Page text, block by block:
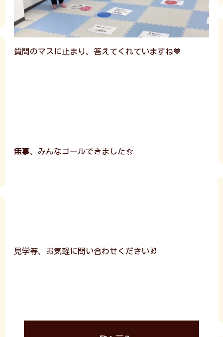
質問のマスに止まり、答えてくれていますね🧡
無事、みんなゴールできました🌞
見学等、お気軽に問い合わせください🐰